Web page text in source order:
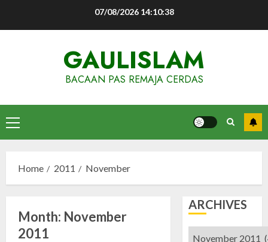
07/08/2026 14:10:38
GAULISLAM
BACAAN PAS REMAJA CERDAS
Primary
Menu
Home 2011 November
Month: November
2011
ARCHIVES
Archives